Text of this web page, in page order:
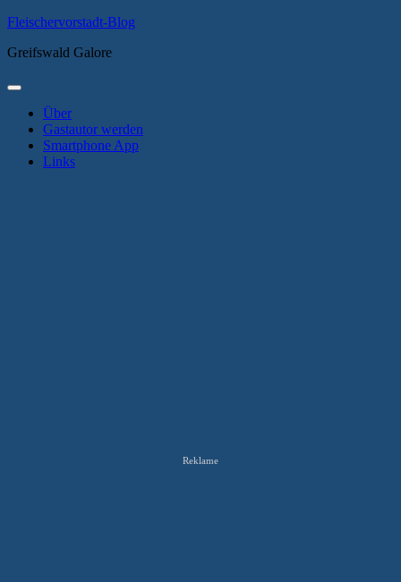
Zum
springen
Fleischervorstadt-Blog
Greifswald Galore
Primäres
Über
Gastautor werden
Smartphone App
Links
Reklame